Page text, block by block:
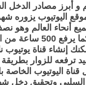
أبرز مصادر الدخل
أنحاء العالم وهو
الإنترنت تقريبا كما
إنشاء قناة
ترفعه للزوار
قناة اليوتيوب الخاصة
السلبي وتحقيق دخل